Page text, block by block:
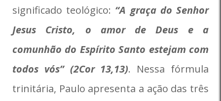
significado teológico: “A graça do Senhor
Jesus Cristo, o amor de Deus e a
comunhão do Espírito Santo estejam com
todos vós” (2Cor 13,13). Nessa fórmula
trinitária, Paulo apresenta a ação das três